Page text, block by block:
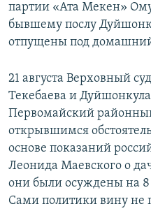
партии «Ата Мекен»
бывшему послу
отпущены под
21 августа Верховный
Текебаева и
Первомайский
открывшимся
основе показаний
Леонида Маевского о
они были осуждены на
Сами политики вину не